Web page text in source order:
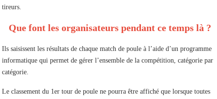
tireurs.
Que font les organisateurs pendant ce temps là ?
Ils saisissent les résultats de chaque match de poule à l’aide d’un programme
informatique qui permet de gérer l’ensemble de la compétition, catégorie par
catégorie.
Le classement du 1er tour de poule ne pourra être affiché que lorsque toutes